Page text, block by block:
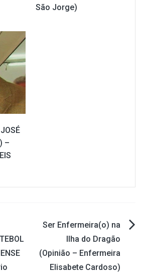
São Jorge)
–
Ser Enfermeira(o) na
Ilha do Dragão
(Opinião – Enfermeira
Elisabete Cardoso)